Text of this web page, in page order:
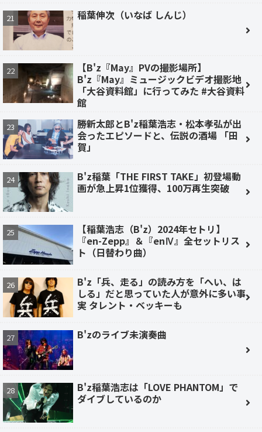
稲葉伸次（いなば しんじ）
【B'z『May』PVの撮影場所】
B'z『May』ミュージックビデオ撮影地
「大谷資料館」に行ってみた #大谷資料
館
勝新太郎とB'z稲葉浩志・松本孝弘が出
会ったエピソードと、伝説の酒場 「田
賀」
B'z稲葉「THE FIRST TAKE」初登場動
画が急上昇1位獲得、100万再生突破
【稲葉浩志（B'z）2024年セトリ】
『en-Zepp』＆『enⅣ』全セットリス
ト（日替わり曲）
B'z「兵、走る」の読み方を「へい、は
しる」だと思っていた人が意外に多い事
実 タレント・ベッキーも
B'zのライブ未演奏曲
B'z稲葉浩志は「LOVE PHANTOM」で
ダイブしているのか